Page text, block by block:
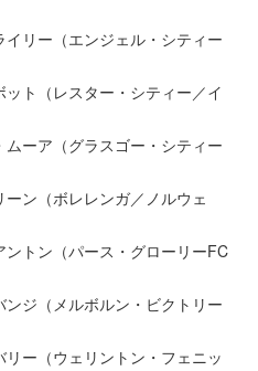
リー（エンジェル・シティー
ト（レスター・シティー／イ
ーア（グラスゴー・シティー
ン（ボレレンガ／ノルウェ
トン（パース・グローリーFC
ジ（メルボルン・ビクトリー
ー（ウェリントン・フェニッ